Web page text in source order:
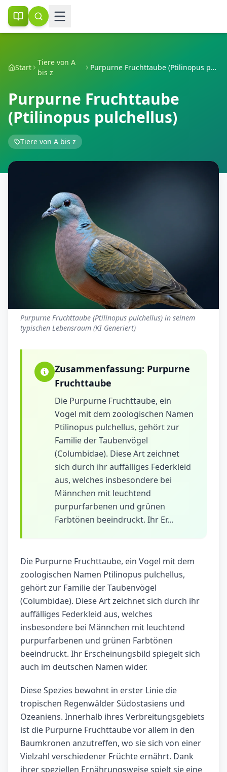
Start
Tiere von A
bis z
Purpurne Fruchttaube (Ptilinopus pulchellus)
Purpurne Fruchttaube
(Ptilinopus pulchellus)
Tiere von A bis z
Purpurne Fruchttaube (Ptilinopus pulchellus) in seinem
typischen Lebensraum (KI Generiert)
Zusammenfassung: Purpurne
Fruchttaube
Die Purpurne Fruchttaube, ein
Vogel mit dem zoologischen Namen
Ptilinopus pulchellus, gehört zur
Familie der Taubenvögel
(Columbidae). Diese Art zeichnet
sich durch ihr auffälliges Federkleid
aus, welches insbesondere bei
Männchen mit leuchtend
purpurfarbenen und grünen
Farbtönen beeindruckt. Ihr Er...
Die Purpurne Fruchttaube, ein Vogel mit dem
zoologischen Namen Ptilinopus pulchellus,
gehört zur Familie der Taubenvögel
(Columbidae). Diese Art zeichnet sich durch ihr
auffälliges Federkleid aus, welches
insbesondere bei Männchen mit leuchtend
purpurfarbenen und grünen Farbtönen
beeindruckt. Ihr Erscheinungsbild spiegelt sich
auch im deutschen Namen wider.
Diese Spezies bewohnt in erster Linie die
tropischen Regenwälder Südostasiens und
Ozeaniens. Innerhalb ihres Verbreitungsgebiets
ist die Purpurne Fruchttaube vor allem in den
Baumkronen anzutreffen, wo sie sich von einer
Vielzahl verschiedener Früchte ernährt. Dank
ihrer speziellen Ernährungsweise spielt sie eine